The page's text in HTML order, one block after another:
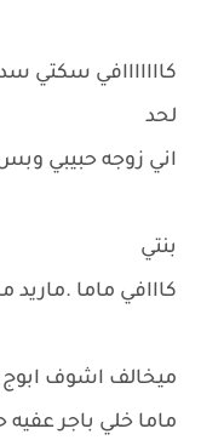
كااااااافي سكتي
لحد
اني زوجه حبيبي
بنتي
كااافي ماما .ماريد
ميخالف اشوف ابوج
ماما خلي باجر عفيه